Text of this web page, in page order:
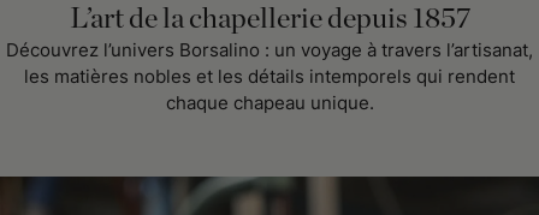
L’art de la chapellerie depuis 1857
Découvrez l’univers Borsalino : un voyage à travers l’artisanat,
les matières nobles et les détails intemporels qui rendent
chaque chapeau unique.